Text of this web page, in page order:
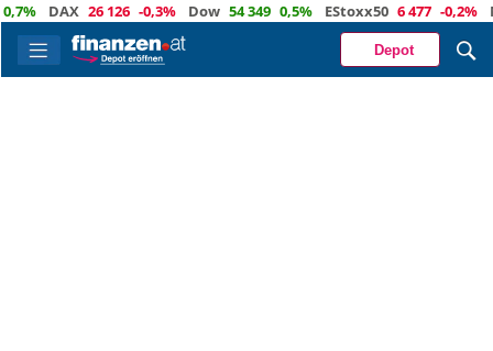
DAX 26 126 -0,3% Dow 54 349 0,5% EStoxx50 6 477 -0,2%
Depot